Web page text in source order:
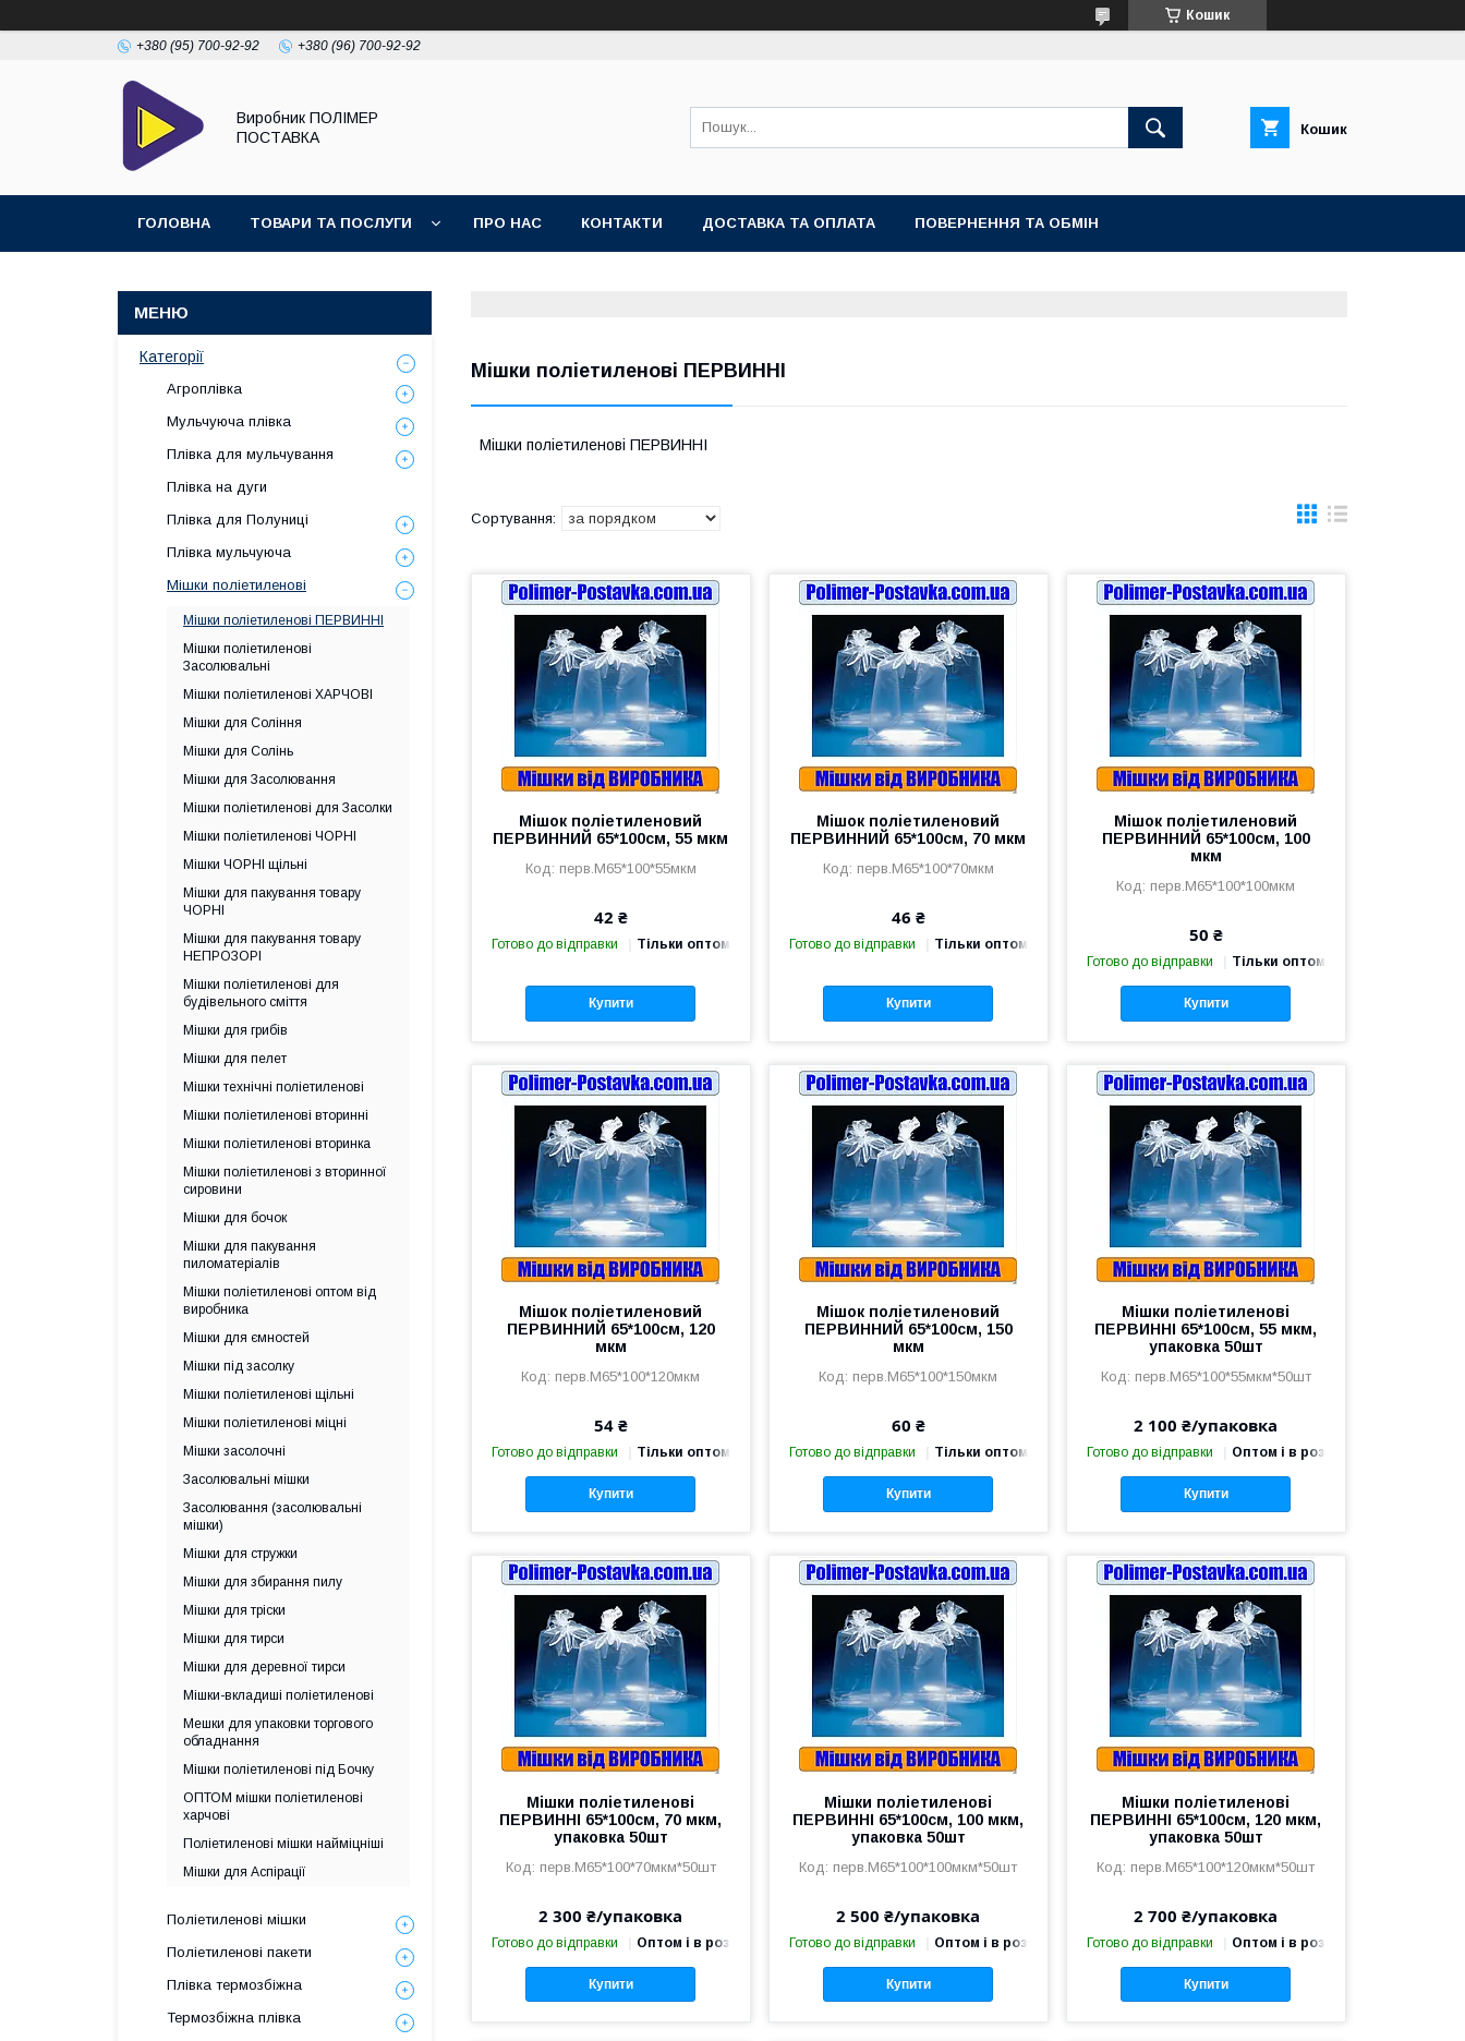
Кошик
+380 (95) 700-92-92 +380 (96) 700-92-92
Виробник ПОЛІМЕР
ПОСТАВКА
Кошик
ГОЛОВНА ТОВАРИ ТА ПОСЛУГИ ПРО НАС КОНТАКТИ ДОСТАВКА ТА ОПЛАТА ПОВЕРНЕННЯ ТА ОБМІН
Мішки поліетиленові ПЕРВИННІ
Мішки поліетиленові ПЕРВИННІ
Мішок поліетиленовий
ПЕРВИННИЙ 65*100см, 55 мкм
перв.М65*100*55мкм
42 ₴
Готово до відправки Тільки оптом
Купити
Мішок поліетиленовий
ПЕРВИННИЙ 65*100см, 70 мкм
перв.М65*100*70мкм
46 ₴
Готово до відправки Тільки оптом
Купити
Мішок поліетиленовий
ПЕРВИННИЙ 65*100см, 100
мкм
перв.М65*100*100мкм
50 ₴
Готово до відправки Тільки оптом
Купити
Мішок поліетиленовий
ПЕРВИННИЙ 65*100см, 120
мкм
перв.М65*100*120мкм
54 ₴
Готово до відправки Тільки оптом
Купити
Мішок поліетиленовий
ПЕРВИННИЙ 65*100см, 150
мкм
перв.М65*100*150мкм
60 ₴
Готово до відправки Тільки оптом
Купити
Мішки поліетиленові
ПЕРВИННІ 65*100см, 55 мкм,
упаковка 50шт
перв.М65*100*55мкм*50шт
2 100 ₴/упаковка
Готово до відправки Оптом і в роздріб
Купити
Мішки поліетиленові
ПЕРВИННІ 65*100см, 70 мкм,
упаковка 50шт
перв.М65*100*70мкм*50шт
2 300 ₴/упаковка
Готово до відправки Оптом і в роздріб
Купити
Мішки поліетиленові
ПЕРВИННІ 65*100см, 100 мкм,
упаковка 50шт
перв.М65*100*100мкм*50шт
2 500 ₴/упаковка
Готово до відправки Оптом і в роздріб
Купити
Мішки поліетиленові
ПЕРВИННІ 65*100см, 120 мкм,
упаковка 50шт
перв.М65*100*120мкм*50шт
2 700 ₴/упаковка
Готово до відправки Оптом і в роздріб
Купити
Категорії
Агроплівка
Мульчуюча плівка
Плівка для мульчування
Плівка на дуги
Плівка для Полуниці
Плівка мульчуюча
Мішки поліетиленові
Мішки поліетиленові ПЕРВИННІ
Мішки поліетиленові
Засолювальні
Мішки поліетиленові ХАРЧОВІ
Мішки для Соління
Мішки для Солінь
Мішки для Засолювання
Мішки поліетиленові для Засолки
Мішки поліетиленові ЧОРНІ
Мішки ЧОРНІ щільні
Мішки для пакування товару
ЧОРНІ
Мішки для пакування товару
НЕПРОЗОРІ
Мішки поліетиленові для
будівельного сміття
Мішки для грибів
Мішки для пелет
Мішки технічні поліетиленові
Мішки поліетиленові вторинні
Мішки поліетиленові вторинка
Мішки поліетиленові з вторинної
сировини
Мішки для бочок
Мішки для пакування
пиломатеріалів
Мішки поліетиленові оптом від
виробника
Мішки для ємностей
Мішки під засолку
Мішки поліетиленові щільні
Мішки поліетиленові міцні
Мішки засолочні
Засолювальні мішки
Засолювання (засолювальні
мішки)
Мішки для стружки
Мішки для збирання пилу
Мішки для тріски
Мішки для тирси
Мішки для деревної тирси
Мішки-вкладиші поліетиленові
Мешки для упаковки торгового
обладнання
Мішки поліетиленові під Бочку
ОПТОМ мішки поліетиленові
харчові
Поліетиленові мішки найміцніші
Мішки для Аспірації
Поліетиленові мішки
Поліетиленові пакети
Плівка термозбіжна
Термозбіжна плівка